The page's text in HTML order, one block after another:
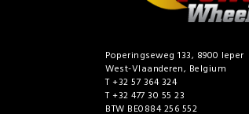
Poperingseweg 133, 8900 Ieper
West-Vlaanderen, Belgium
T +32 57 364 324
T +32 477 30 55 23
BTW BE0884 256 552